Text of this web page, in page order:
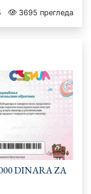
3695 прегледа
DINARA ZA